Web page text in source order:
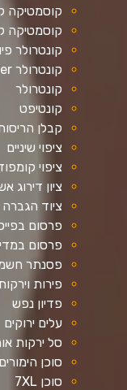
קוסמטיקה
קוסמטיקה
קונטרולר
קונטרולר pioneer
קונטרולר
קונטיפט
קבלן
ציפוי שיניים
ציפוי
ציון דירוג
ציוד הגברה
פרסום
פרסום
פסנתר
פירות
פדיון נפש
עלים ירוקים
סל ירקות
סוכן הימורים
סוכן 7XL